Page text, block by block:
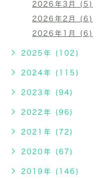
2026年3月 (5)
2026年2月 (6)
2026年1月 (6)
2025年 (102)
2024年 (115)
2023年 (94)
2022年 (96)
2021年 (72)
2020年 (67)
2019年 (146)